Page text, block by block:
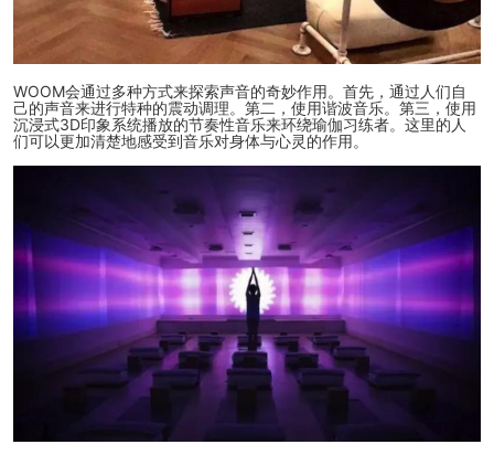
WOOM会通过多种方式来探索声音的奇妙作用。首先，通过人们自
己的声音来进行特种的震动调理。第二，使用谐波音乐。第三，使用
沉浸式3D印象系统播放的节奏性音乐来环绕瑜伽习练者。这里的人
们可以更加清楚地感受到音乐对身体与心灵的作用。